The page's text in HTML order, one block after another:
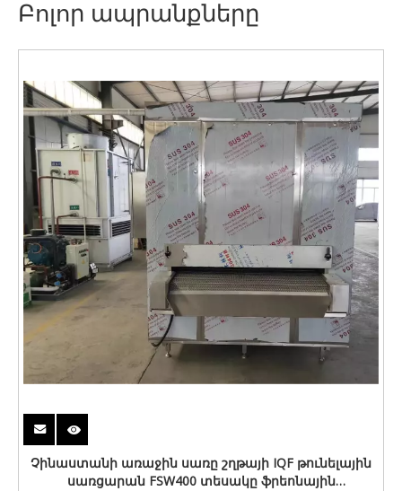
Բոլոր ապրանքները
Չինաստանի առաջին սառը շղթայի IQF թունելային
սառցարան FSW400 տեսակը ֆրեոնային